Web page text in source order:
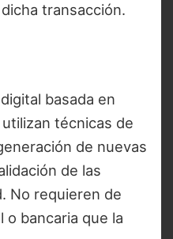
transacción.
basada en
técnicas de
de nuevas
de las
No requieren de
o bancaria que la